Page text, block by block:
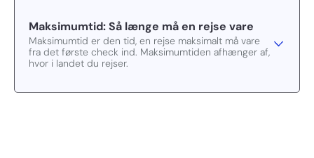
Maksimumtid: Så længe må en rejse vare
Maksimumtid er den tid, en rejse maksimalt må vare
fra det første check ind. Maksimumtiden afhænger af,
hvor i landet du rejser.